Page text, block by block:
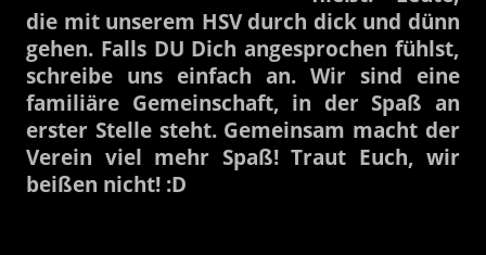
die mit unserem HSV durch dick und dünn
gehen. Falls DU Dich angesprochen fühlst,
schreibe uns einfach an. Wir sind eine
familiäre Gemeinschaft, in der Spaß an
erster Stelle steht. Gemeinsam macht der
Verein viel mehr Spaß! Traut Euch, wir
beißen nicht! :D